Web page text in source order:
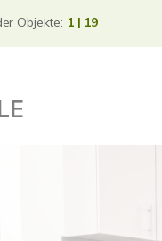
Objekte: 1 | 19